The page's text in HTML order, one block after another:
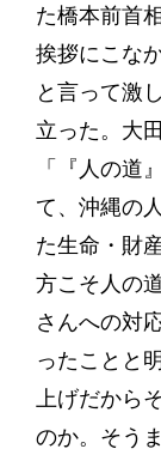
た橋本前首
挨拶にこな
と言って激
立った。大
「『人の道
て、沖縄の
た生命・財
方こそ人の
さんへの対
ったことと
上げだから
のか。そう